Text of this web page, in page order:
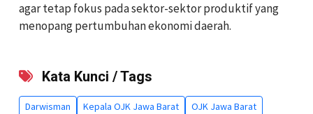
agar tetap fokus pada sektor-sektor produktif yang
menopang pertumbuhan ekonomi daerah.
Kata Kunci / Tags
Darwisman Kepala OJK Jawa Barat
OJK Jawa Barat